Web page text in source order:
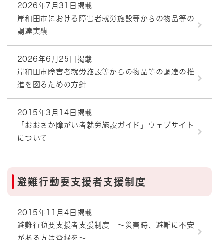
2026年7月31日掲載
岸和田市における障害者就労施設等からの物品等の
調達実績
2026年6月25日掲載
岸和田市障害者就労施設等からの物品等の調達の推
進を図るための方針
2015年3月14日掲載
「おおさか障がい者就労施設ガイド」ウェブサイト
について
避難行動要支援者支援制度
2015年11月4日掲載
避難行動要支援者支援制度 ～災害時、避難に不安
がある方は登録を～